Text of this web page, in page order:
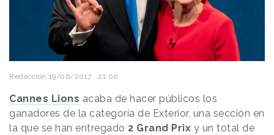
Redacción 19/06/2017 · 21:00
Cannes Lions acaba de hacer públicos los
ganadores de la categoría de Exterior, una sección en
la que se han entregado 2 Grand Prix y un total de